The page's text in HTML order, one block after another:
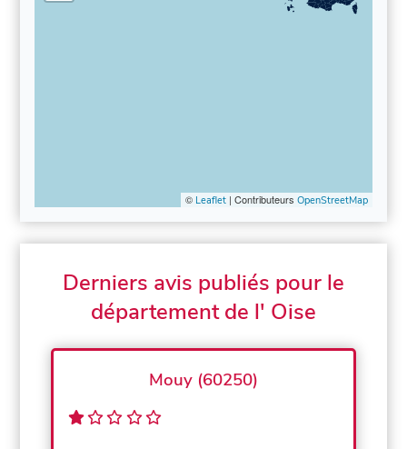
© Leaflet| Contributeurs OpenStreetMap
Derniers avis publiés pour le
département de l' Oise
Mouy (60250)